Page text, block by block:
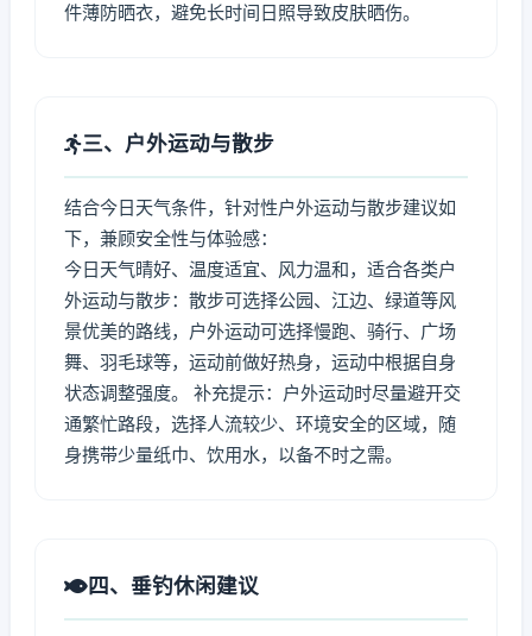
件薄防晒衣，避免长时间日照导致皮肤晒伤。
三、户外运动与散步
结合今日天气条件，针对性户外运动与散步建议如
下，兼顾安全性与体验感：
今日天气晴好、温度适宜、风力温和，适合各类户
外运动与散步：散步可选择公园、江边、绿道等风
景优美的路线，户外运动可选择慢跑、骑行、广场
舞、羽毛球等，运动前做好热身，运动中根据自身
状态调整强度。 补充提示：户外运动时尽量避开交
通繁忙路段，选择人流较少、环境安全的区域，随
身携带少量纸巾、饮用水，以备不时之需。
四、垂钓休闲建议